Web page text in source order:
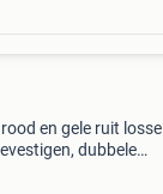
en gele ruit losse
dubbele